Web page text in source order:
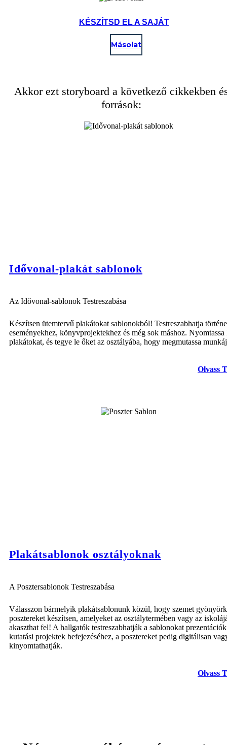
KÉSZÍTSD EL A SAJÁT
Másolat
Akkor ezt storyboard a következő cikkekben
források:
Idővonal-plakát sablonok
Az Idővonal-sablonok Testreszabása
Készítsen ütemtervű plakátokat sablonokból! Testreszabhatja
eseményekhez, könyvprojektekhez és még sok máshoz. Nyomtassa
plakátokat, és tegye le őket az osztályába, hogy megmutassa
Olvass
Plakátsablonok osztályoknak
A Posztersablonok Testreszabása
Válasszon bármelyik plakátsablonunk közül, hogy szemet
posztereket készítsen, amelyeket az osztálytermében vagy az
akaszthat fel! A hallgatók testreszabhatják a sablonokat
kutatási projektek befejezéséhez, a posztereket pedig digitálisan
kinyomtathatják.
Olvass